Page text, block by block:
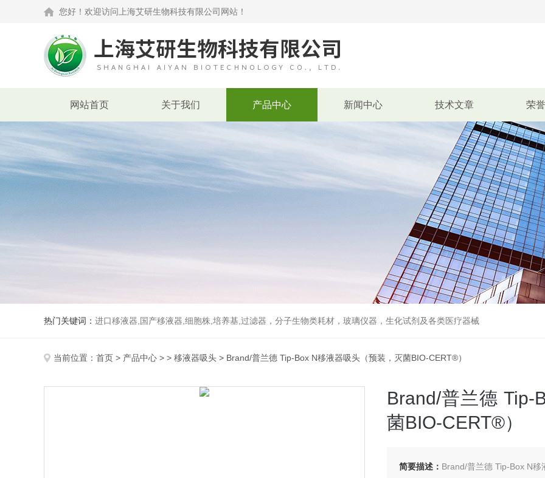
您好！欢迎访问上海艾研生物科技有限公司网站！
网站首页 关于我们 产品中心 新闻中心 技术文章 荣
热门关键词： 进口移液器,国产移液器,细胞株,培养基,过滤器，分子生物类耗材，玻璃仪器，生化试剂及各类医疗器械
当前位置： 首页 > 产品中心 > > 移液器吸头 > Brand/普兰德 Tip-Box N移液器吸头（预装，灭菌BIO-CERT®）
Brand/普兰德 Tip-
菌BIO-CERT®）
简要描述： Brand/普兰德 Tip-Box N移